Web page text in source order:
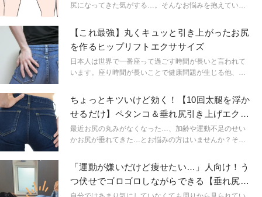
尻になってきた気がする…。そんなお悩みを抱えている
に入れるためのエクササイズをご紹介します。
【これ最強】丸くキュッと引き上がったお尻
を作るヒップリフトエクササイズ
日本人は世界で一番座って過ごす時間が長いと言われて
います。座り時間が長いことで健康問題が生じる他、お
す。そこで今回はお尻の形を丸く、そして位置をキュッ
と高く引き上げるのに効果的なエクササイズをご紹介し
ます。
ちょっとキツいけど効く！【10回太腿を浮か
せるだけ】ペタンコ＆垂れ尻引き上げエクサ
サイズ
最近お尻の丸みがなくなった…、加齢や運動不足のせい
かお尻が垂れてきた…とお悩みの方はいませんか？そん
OK！の美尻エクササイズをご紹介します。
「運動が嫌いだけど痩せたい…」人向け！う
つ伏せでゴロゴロしながらできる【垂れ尻引
き締めエクサ】